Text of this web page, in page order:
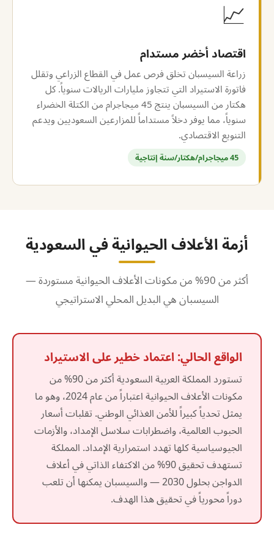
📈
اقتصاد أخضر مستدام
زراعة السيسبان تخلق فرص عمل في القطاع الزراعي وتقلل
فاتورة الاستيراد التي تتجاوز مليارات الريالات سنوياً. كل
هكتار من السيسبان ينتج 45 ميجاجرام من الكتلة الخضراء
سنوياً، مما يوفر دخلاً مستداماً للمزارعين السعوديين ويدعم
التنويع الاقتصادي.
45 ميجاجرام/هكتار/سنة إنتاجية
أزمة الأعلاف الحيوانية في السعودية
أكثر من 90% من مكونات الأعلاف الحيوانية مستوردة —
السيسبان هي البديل المحلي الاستراتيجي
الواقع الحالي: اعتماد خطير على الاستيراد
تستورد المملكة العربية السعودية أكثر من 90% من
مكونات الأعلاف الحيوانية اعتباراً من عام 2024، وهو ما
يمثل تحدياً كبيراً للأمن الغذائي الوطني. تقلبات أسعار
الحبوب العالمية، واضطرابات سلاسل الإمداد، والأزمات
الجيوسياسية كلها تهدد استمرارية الإمداد. المملكة
تستهدف تحقيق 90% من الاكتفاء الذاتي في أعلاف
الدواجن بحلول 2030 — والسيسبان يمكنها أن تلعب
دوراً محورياً في تحقيق هذا الهدف.